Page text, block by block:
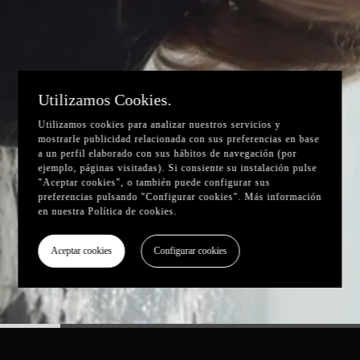
Utilizamos Cookies.
Utilizamos cookies para analizar nuestros servicios y
mostrarle publicidad relacionada con sus preferencias en base
a un perfil elaborado con sus hábitos de navegación (por
ejemplo, páginas visitadas). Si consiente su instalación pulse
"Aceptar cookies", o también puede configurar sus
preferencias pulsando "Configurar cookies". Más información
en nuestraPolítica de cookies.
Aceptar cookies Configurar cookies